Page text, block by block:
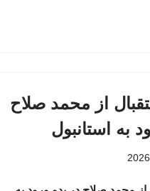
از محمد صلاح
به استانبول